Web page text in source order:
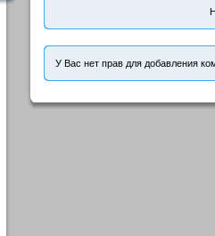
У Вас нет прав для добавления